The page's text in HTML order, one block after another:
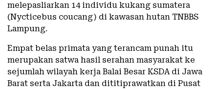
melepasliarkan 14 individu kukang sumatera
(Nycticebus coucang) di kawasan hutan TNBBS
Lampung.
Empat belas primata yang terancam punah itu
merupakan satwa hasil serahan masyarakat ke
sejumlah wilayah kerja Balai Besar KSDA di Jawa
Barat serta Jakarta dan dititiprawatkan di Pusat